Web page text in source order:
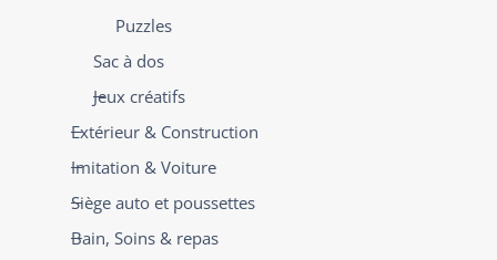
Puzzles
Sac à dos
Jeux créatifs
Extérieur & Construction
Imitation & Voiture
Siège auto et poussettes
Bain, Soins & repas